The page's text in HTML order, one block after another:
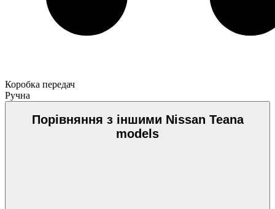
Коробка передач
Ручна
Порівняння з іншими Nissan Teana
models